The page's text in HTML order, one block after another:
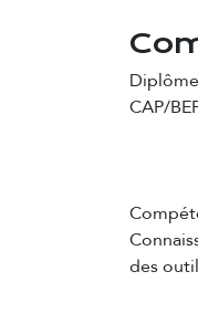
CAP/
des